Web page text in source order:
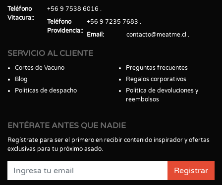
Teléfono
Vitacura:
+56 9 7538 6016
Teléfono
Providencia:
+56 9 7235 7683
Email
contacto@meatme.cl
SERVICIO AL CLIENTE
Cortes de Vacuno
Blog
Políticas de despacho
Preguntas frecuentes
Regalos corporativos
Política de devoluciones y
reembolsos
ENTÉRATE ANTES QUE NADIE
Regístrate para ser el primero en recibir contenido inspirador y ofertas
exclusivas para tu próximo asado.
Registrar